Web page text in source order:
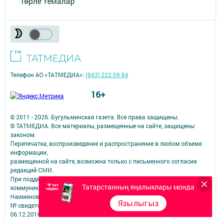
Татарстанның яңалыклары монда
Язылыгыз
© 2011 - 2026. Бугульминская газета. Все права защищены.
© ТАТМЕДИА. Все материалы, размещенные на сайте, защищены
законом.
Перепечатка, воспроизведение и распространение в любом объеме
информации,
размещенной на сайте, возможна только с письменного согласия
редакций СМИ.
При поддержке Республиканского агентства по печати и массовым
коммуникациям.
Наименование СМИ: Бугульминская газета (город Бугульма)
№ свидетельства о регистрации СМИ, дата: ЭЛ № ФС 77 – 67939 от
06.12.2016
Телефон АО «ТАТМЕДИА»:(843) 222 09 84
16+